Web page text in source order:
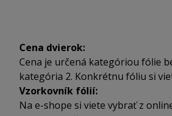
Cena dvierok:
Cena je určená kategóriou fólie
kategória 2. Konkrétnu fóliu si
Vzorkovník fólií:
Na e-shope si viete vybrať z